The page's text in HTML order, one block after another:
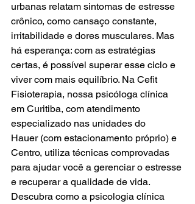
urbanas relatam sintomas de estresse
crônico, como cansaço constante,
irritabilidade e dores musculares. Mas
há esperança: com as estratégias
certas, é possível superar esse ciclo e
viver com mais equilíbrio. Na Cefit
Fisioterapia, nossa psicóloga clínica
em Curitiba, com atendimento
especializado nas unidades do
Hauer (com estacionamento próprio) e
Centro, utiliza técnicas comprovadas
para ajudar você a gerenciar o estresse
e recuperar a qualidade de vida.
Descubra como a psicologia clínica